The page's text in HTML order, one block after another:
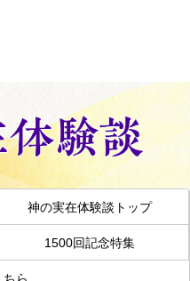
神の実在体験談トップ
1500回記念特集